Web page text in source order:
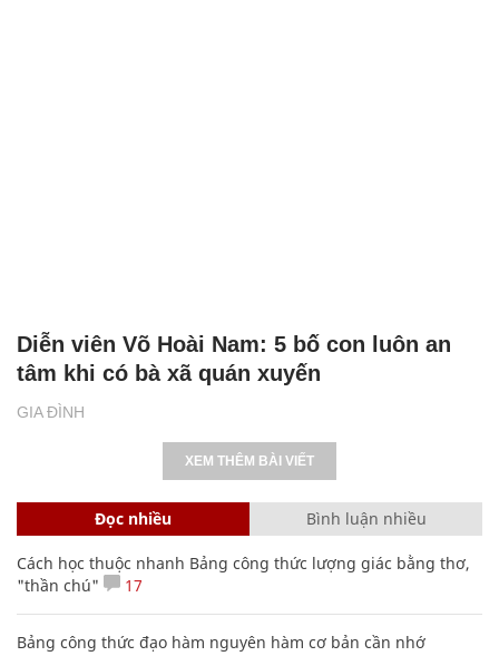
GIA ĐÌNH
Diễn viên Võ Hoài Nam: 5 bố con luôn an
tâm khi có bà xã quán xuyến
XEM THÊM BÀI VIẾT
Đọc nhiều Bình luận nhiều
Cách học thuộc nhanh Bảng công thức lượng giác bằng thơ,
"thần chú"
17
Bảng công thức đạo hàm nguyên hàm cơ bản cần nhớ